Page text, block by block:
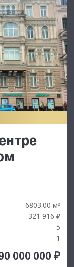
6803.00 м²
321 916 ₽
5
1
000 000 ₽